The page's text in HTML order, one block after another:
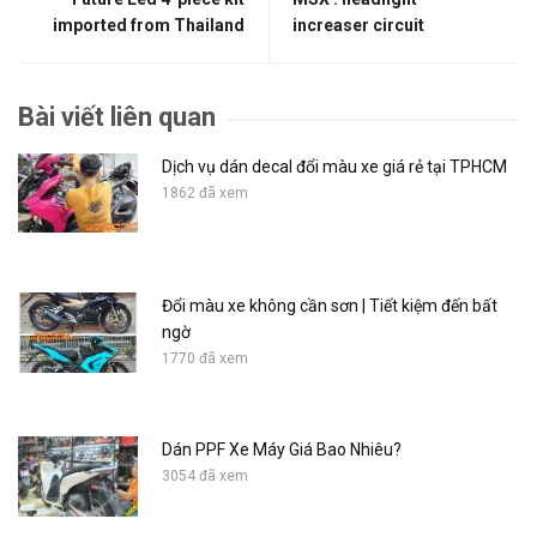
imported from Thailand
increaser circuit
Bài viết liên quan
Dịch vụ dán decal đổi màu xe giá rẻ tại TPHCM
1862 đã xem
Đổi màu xe không cần sơn | Tiết kiệm đến bất
ngờ
1770 đã xem
Dán PPF Xe Máy Giá Bao Nhiêu?
3054 đã xem